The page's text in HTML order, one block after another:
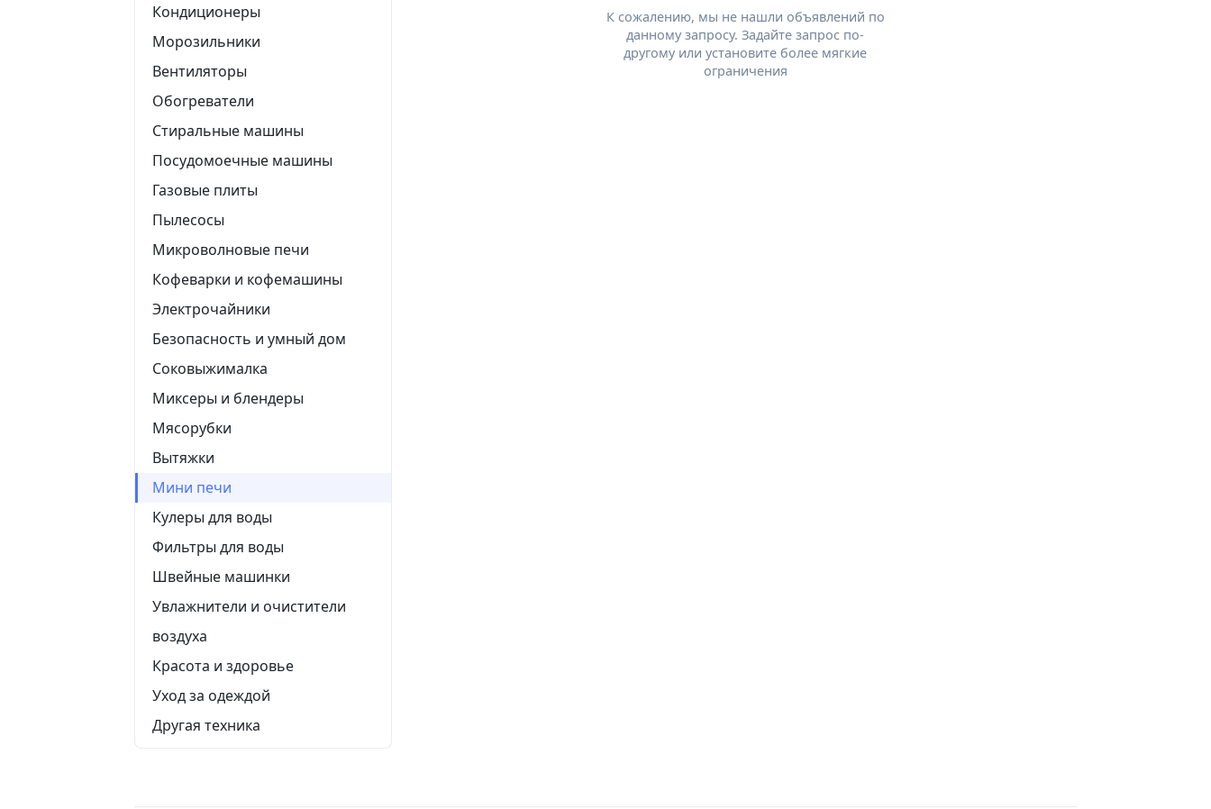
К сожалению, мы не нашли объявлений по
данному запросу. Задайте запрос по-
другому или установите более мягкие
ограничения
Кондиционеры
Морозильники
Вентиляторы
Обогреватели
Стиральные машины
Посудомоечные машины
Газовые плиты
Пылесосы
Микроволновые печи
Кофеварки и кофемашины
Электрочайники
Безопасность и умный дом
Соковыжималка
Миксеры и блендеры
Мясорубки
Вытяжки
Мини печи
Кулеры для воды
Фильтры для воды
Швейные машинки
Увлажнители и очистители
воздуха
Красота и здоровье
Уход за одеждой
Другая техника